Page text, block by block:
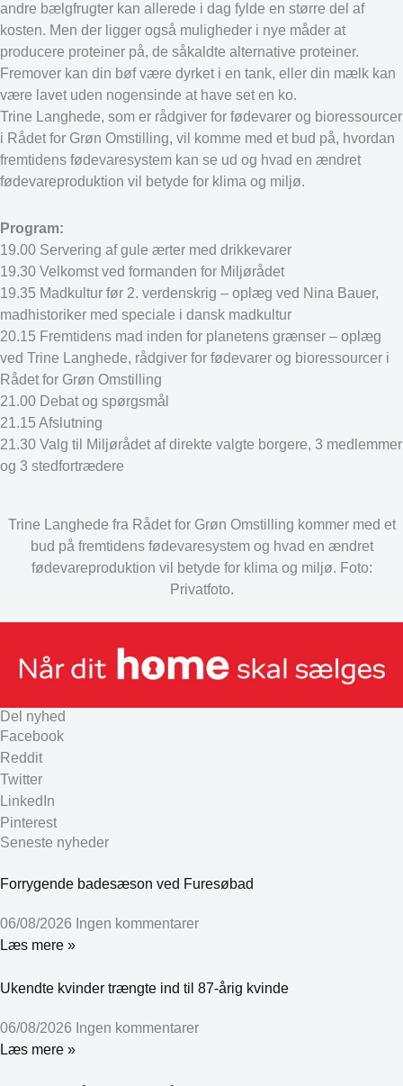
andre bælgfrugter kan allerede i dag fylde en større del af
kosten. Men der ligger også muligheder i nye måder at
producere proteiner på, de såkaldte alternative proteiner.
Fremover kan din bøf være dyrket i en tank, eller din mælk kan
være lavet uden nogensinde at have set en ko.
Trine Langhede, som er rådgiver for fødevarer og bioressourcer
i Rådet for Grøn Omstilling, vil komme med et bud på, hvordan
fremtidens fødevaresystem kan se ud og hvad en ændret
fødevareproduktion vil betyde for klima og miljø.
Program:
19.00 Servering af gule ærter med drikkevarer
19.30 Velkomst ved formanden for Miljørådet
19.35 Madkultur før 2. verdenskrig – oplæg ved Nina Bauer,
madhistoriker med speciale i dansk madkultur
20.15 Fremtidens mad inden for planetens grænser – oplæg
ved Trine Langhede, rådgiver for fødevarer og bioressourcer i
Rådet for Grøn Omstilling
21.00 Debat og spørgsmål
21.15 Afslutning
21.30 Valg til Miljørådet af direkte valgte borgere, 3 medlemmer
og 3 stedfortrædere
Trine Langhede fra Rådet for Grøn Omstilling kommer med et
bud på fremtidens fødevaresystem og hvad en ændret
fødevareproduktion vil betyde for klima og miljø. Foto:
Privatfoto.
Del nyhed
Facebook
Reddit
Twitter
LinkedIn
Pinterest
Seneste nyheder
Forrygende badesæson ved Furesøbad
06/08/2026 Ingen kommentarer
Læs mere »
Ukendte kvinder trængte ind til 87-årig kvinde
06/08/2026 Ingen kommentarer
Læs mere »